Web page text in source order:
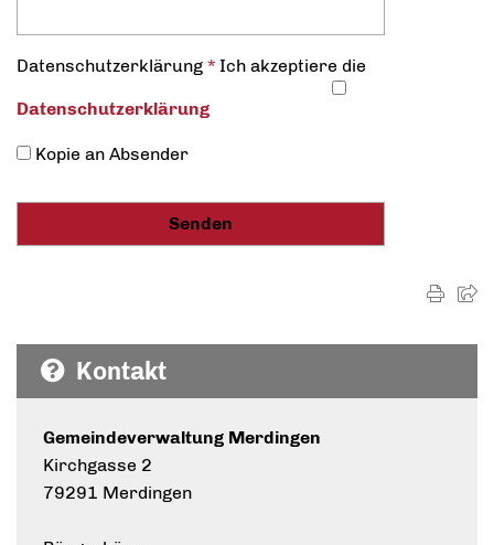
Datenschutz­erklärung * Ich akzeptiere die
Datenschutz­erklärung
Kopie an Absender
Kontakt
Gemeindeverwaltung Merdingen
Kirchgasse 2
79291 Merdingen